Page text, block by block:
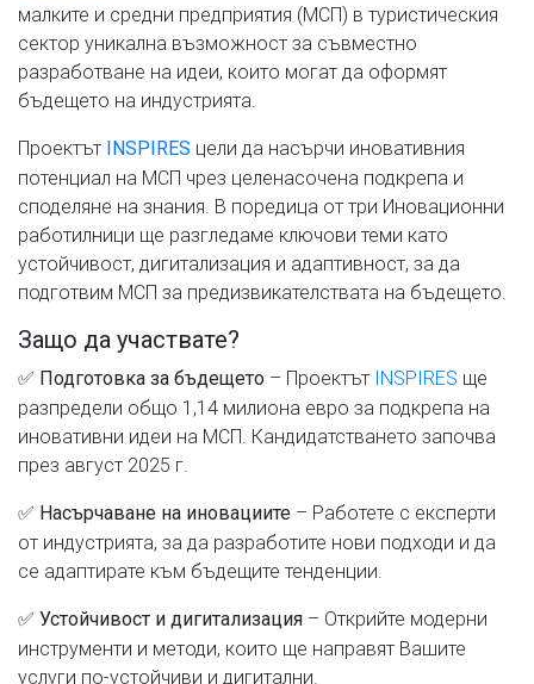
малките и средни предприятия (МСП) в туристическия
сектор уникална възможност за съвместно
разработване на идеи, които могат да оформят
бъдещето на индустрията.
Проектът INSPIRES цели да насърчи иновативния
потенциал на МСП чрез целенасочена подкрепа и
споделяне на знания. В поредица от три Иновационни
работилници ще разгледаме ключови теми като
устойчивост, дигитализация и адаптивност, за да
подготвим МСП за предизвикателствата на бъдещето.
Защо да участвате?
✅ Подготовка за бъдещето – Проектът INSPIRES ще
разпредели общо 1,14 милиона евро за подкрепа на
иновативни идеи на МСП. Кандидатстването започва
през август 2025 г.
✅ Насърчаване на иновациите – Работете с експерти
от индустрията, за да разработите нови подходи и да
се адаптирате към бъдещите тенденции.
✅ Устойчивост и дигитализация – Открийте модерни
инструменти и методи, които ще направят Вашите
услуги по-устойчиви и дигитални.